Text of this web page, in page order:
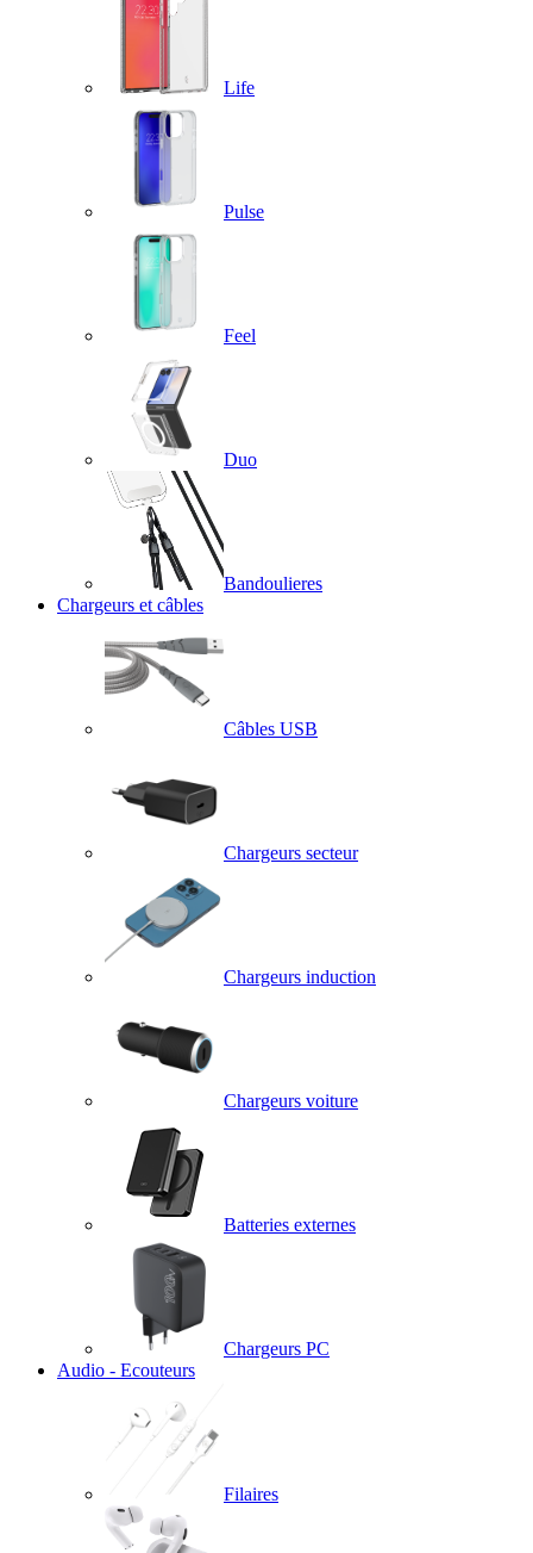
Life
Pulse
Feel
Duo
Bandoulieres
Chargeurs et câbles
Câbles USB
Chargeurs secteur
Chargeurs induction
Chargeurs voiture
Batteries externes
Chargeurs PC
Audio - Ecouteurs
Filaires